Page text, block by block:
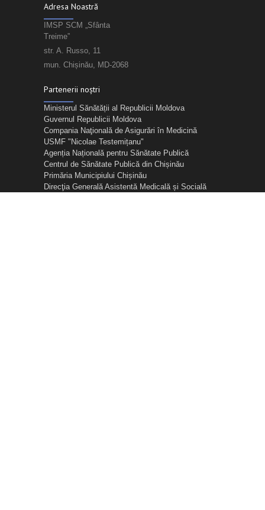
Adresa Noastră
IMSP SCM „Sfânta
Treime”
str. A. Russo, 11
mun. Chișinău, MD-2068
Partenerii noștri
Ministerul Sănătății al Republicii Moldova
Guvernul Republicii Moldova
Compania Naţională de Asigurări în Medicină
USMF "Nicolae Testemițanu"
Agenția Națională pentru Sănătate Publică
Centrul de Sănătate Publică din Chișinău
Primăria Municipiului Chișinău
Direcţia Generală Asistentă Medicală și Socială